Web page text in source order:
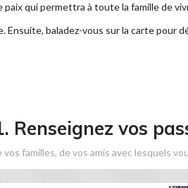
paix qui permettra à toute la famille de
baladez-vous sur la carte pour
Renseignez vos
vos familles, de vos amis avec lesquels